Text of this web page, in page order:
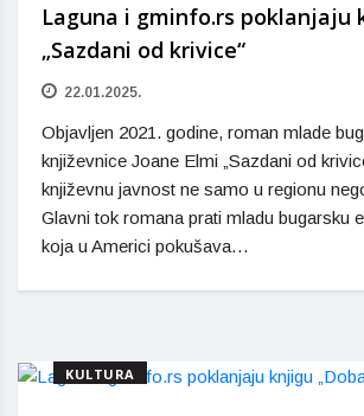
Laguna i gminfo.rs poklanjaju
„Sazdani od krivice“
22.01.2025.
Objavljen 2021. godine, roman mlade
književnice Joane Elmi „Sazdani od
književnu javnost ne samo u regionu
Glavni tok romana prati mladu bugarsku
koja u Americi pokušava…
KULTURA